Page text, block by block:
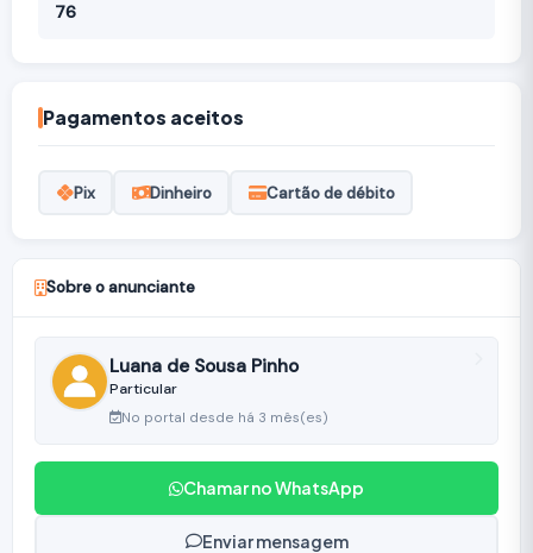
76
Pagamentos aceitos
Pix Dinheiro Cartão de débito
Sobre o anunciante
Luana de Sousa Pinho
Particular
No portal desde há 3 mês(es)
Chamar no WhatsApp
Enviar mensagem